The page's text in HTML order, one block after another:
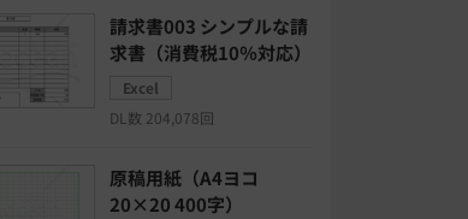
請求書003 シンプルな請
求書（消費税10％対応）
Excel
DL数 204,078回
原稿用紙（A4ヨコ
20×20 400字）